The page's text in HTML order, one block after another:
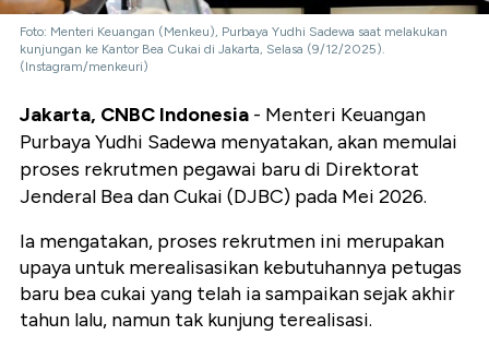
Foto: Menteri Keuangan (Menkeu), Purbaya Yudhi Sadewa saat melakukan
kunjungan ke Kantor Bea Cukai di Jakarta, Selasa (9/12/2025).
(Instagram/menkeuri)
Jakarta, CNBC Indonesia - Menteri Keuangan
Purbaya Yudhi Sadewa menyatakan, akan memulai
proses rekrutmen pegawai baru di Direktorat
Jenderal Bea dan Cukai (DJBC) pada Mei 2026.
Ia mengatakan, proses rekrutmen ini merupakan
upaya untuk merealisasikan kebutuhannya petugas
baru bea cukai yang telah ia sampaikan sejak akhir
tahun lalu, namun tak kunjung terealisasi.